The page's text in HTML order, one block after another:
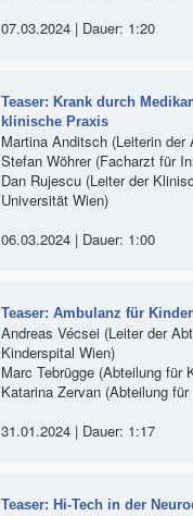
07.03.2024 | Dauer: 1:20
Teaser: Krank durch
klinische Praxis
Martina Anditsch (Leiterin
Stefan Wöhrer (Facharzt für
Dan Rujescu (Leiter der
Universität Wien)
06.03.2024 | Dauer: 1:00
Teaser: Ambulanz für
Andreas Vécsei (Leiter der
Kinderspital Wien)
Marc Tebrügge (Abteilung für
Katarina Zervan (Abteilung
31.01.2024 | Dauer: 1:17
Teaser: Hi-Tech in der